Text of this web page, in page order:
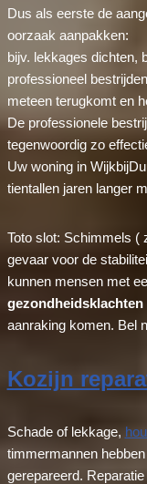
Dus als eerste de
oorzaak aanpakken:
bijv. lekkages dichten,
professioneel
meteen terugkomt en
De professionele
tegenwoordig zo
Uw woning in
tientallen jaren langer
Toto slot: Schimmels (
gevaar voor de
kunnen mensen met
gezondheidsklachten
aanraking komen. Bel
Kozijn
Schade of lekkage,
timmermannen
gerepareerd.